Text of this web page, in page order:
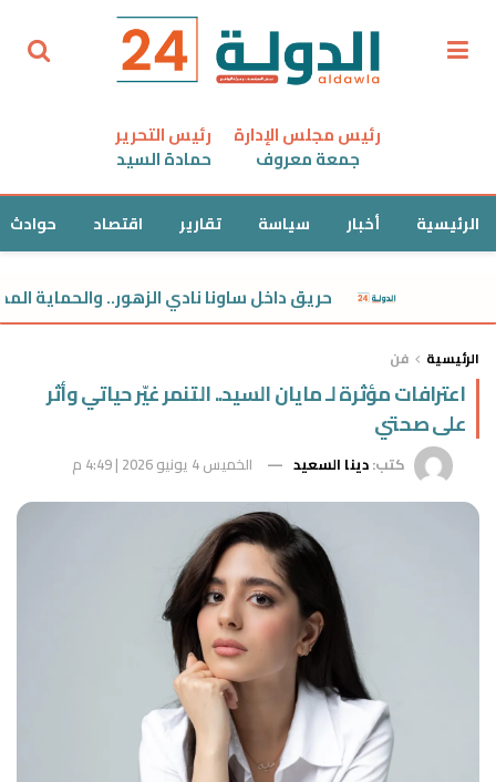
رئيس مجلس الإدارة
جمعة معروف
رئيس التحرير
حمادة السيد
الرئيسية أخبار سياسة تقارير اقتصاد حوادث
حريق داخل ساونا نادي الزهور.. والحماية المدنية
الرئيسية فن
اعترافات مؤثرة لـ مايان السيد.. التنمر غيّر حياتي وأثر
على صحتي
كتب:دينا السعيد الخميس 4 يونيو 2026 | 4:49 م